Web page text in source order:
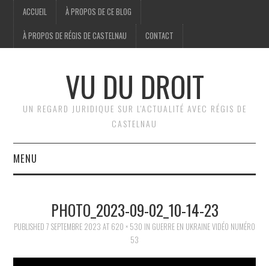
ACCUEIL À PROPOS DE CE BLOG
À PROPOS DE RÉGIS DE CASTELNAU CONTACT
VU DU DROIT
UN REGARD JURIDIQUE SUR L'ACTUALITÉ AVEC RÉGIS DE
CASTELNAU
MENU
BRÈVESPHOTO_2023-09-02_10-14-23
PUBLISHED 7 SEPTEMBRE 2023 AT 620 × 530 IN GUERRE EN UKRAINE VIDÉO NUMÉRO
53